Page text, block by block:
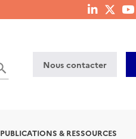
menu
Nous contacter
PUBLICATIONS & RESSOURCES